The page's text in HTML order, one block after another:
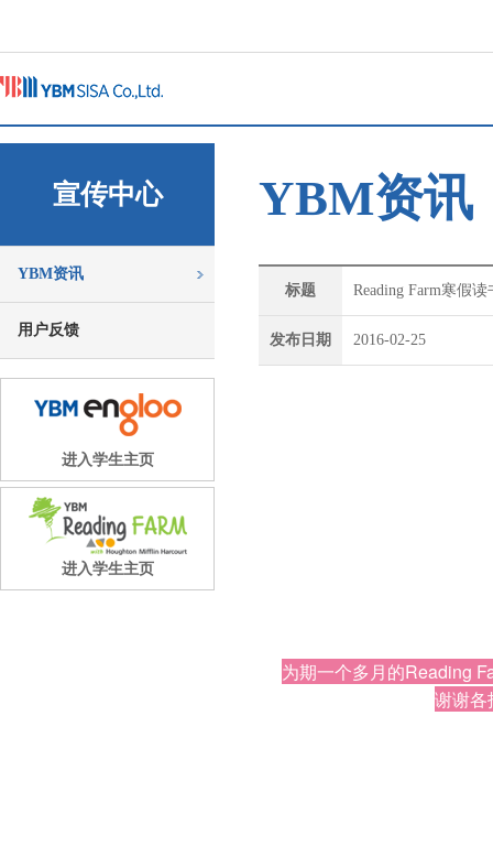
宣传中心
YBM资讯
用户反馈
进入学生主页
进入学生主页
YBM资讯
标题 Reading Farm寒假
发布日期 2016-02-25
为期一个多月的Reading
谢谢各